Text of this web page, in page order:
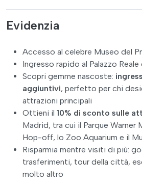
Evidenzia
Accesso al celebre Museo del
Ingresso rapido al Palazzo
Scopri gemme nascoste:
aggiuntivi, perfetto per chi
attrazioni principali
Ottieni il 10% di sconto sulle
Madrid, tra cui il Parque Warner
Hop-off, lo Zoo Aquarium e il
Risparmia mentre visiti di più:
trasferimenti, tour della città,
molto altro